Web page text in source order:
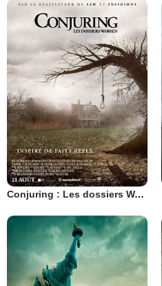
Conjuring : Les dossiers Warren